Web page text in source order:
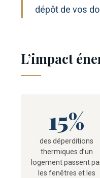
dépôt de vos
L’impact
15%
des déperditions
thermiques d’un
logement passent
les fenêtres et les